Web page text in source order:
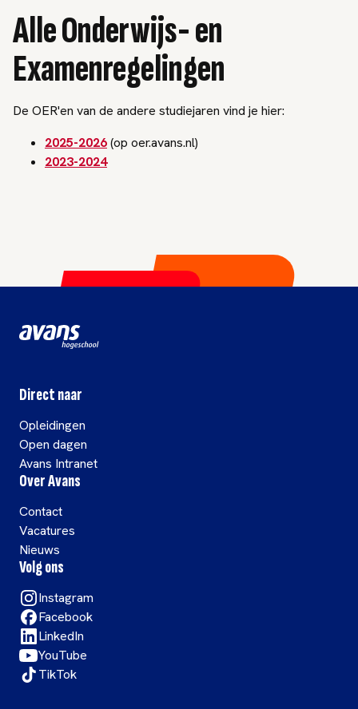
Alle Onderwijs- en
Examenregelingen
De OER'en van de andere studiejaren vind je hier:
2025-2026(op oer.avans.nl)
2023-2024
Direct naar
Opleidingen
Open dagen
Avans Intranet
Over Avans
Contact
Vacatures
Nieuws
Volg ons
Instagram
Facebook
LinkedIn
YouTube
TikTok